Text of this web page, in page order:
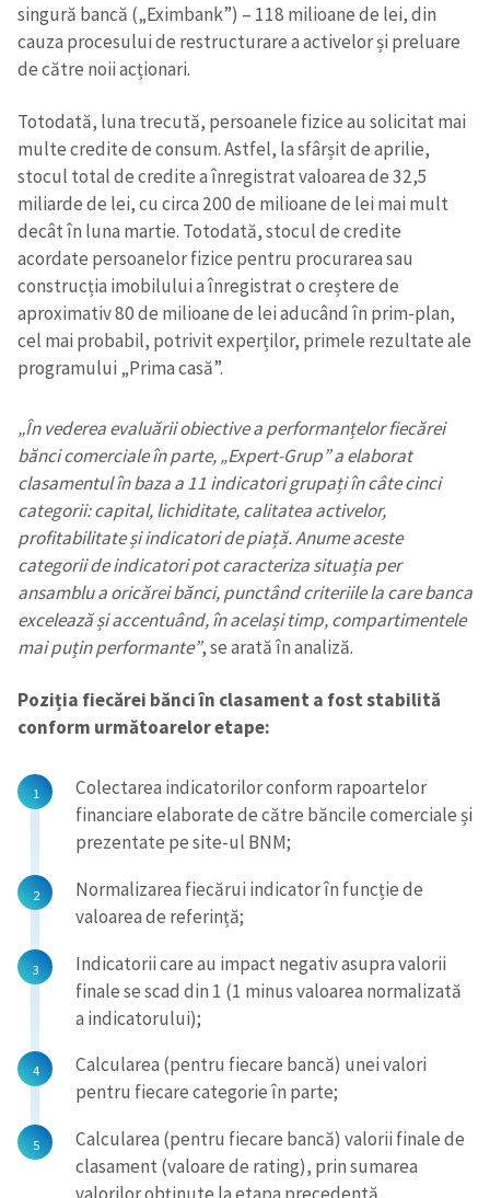
singură bancă („Eximbank”) – 118 milioane de lei, din
cauza procesului de restructurare a activelor și preluare
de către noii acționari.
Totodată, luna trecută, persoanele fizice au solicitat mai
multe credite de consum. Astfel, la sfârșit de aprilie,
stocul total de credite a înregistrat valoarea de 32,5
miliarde de lei, cu circa 200 de milioane de lei mai mult
decât în luna martie. Totodată, stocul de credite
acordate persoanelor fizice pentru procurarea sau
construcția imobilului a înregistrat o creștere de
aproximativ 80 de milioane de lei aducând în prim-plan,
cel mai probabil, potrivit experților, primele rezultate ale
programului „Prima casă”.
„În vederea evaluării obiective a performanțelor fiecărei
bănci comerciale în parte, „Expert-Grup” a elaborat
clasamentul în baza a 11 indicatori grupați în câte cinci
categorii: capital, lichiditate, calitatea activelor,
profitabilitate și indicatori de piață. Anume aceste
categorii de indicatori pot caracteriza situația per
ansamblu a oricărei bănci, punctând criteriile la care banca
excelează și accentuând, în același timp, compartimentele
mai puțin performante”, se arată în analiză.
Poziția fiecărei bănci în clasament a fost stabilită
conform următoarelor etape:
Colectarea indicatorilor conform rapoartelor
financiare elaborate de către băncile comerciale și
prezentate pe site-ul BNM;
Normalizarea fiecărui indicator în funcție de
valoarea de referință;
Indicatorii care au impact negativ asupra valorii
finale se scad din 1 (1 minus valoarea normalizată
a indicatorului);
Calcularea (pentru fiecare bancă) unei valori
pentru fiecare categorie în parte;
Calcularea (pentru fiecare bancă) valorii finale de
clasament (valoare de rating), prin sumarea